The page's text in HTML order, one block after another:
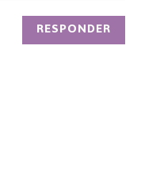
RESPONDER